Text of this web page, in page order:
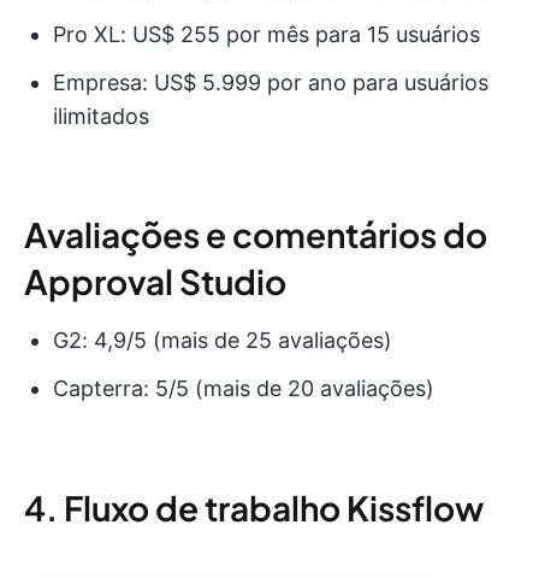
Pro XL: US$ 255 por mês para 15 usuários
Empresa: US$ 5.999 por ano para usuários
ilimitados
Avaliações e comentários do
Approval Studio
G2: 4,9/5 (mais de 25 avaliações)
Capterra: 5/5 (mais de 20 avaliações)
4. Fluxo de trabalho Kissflow